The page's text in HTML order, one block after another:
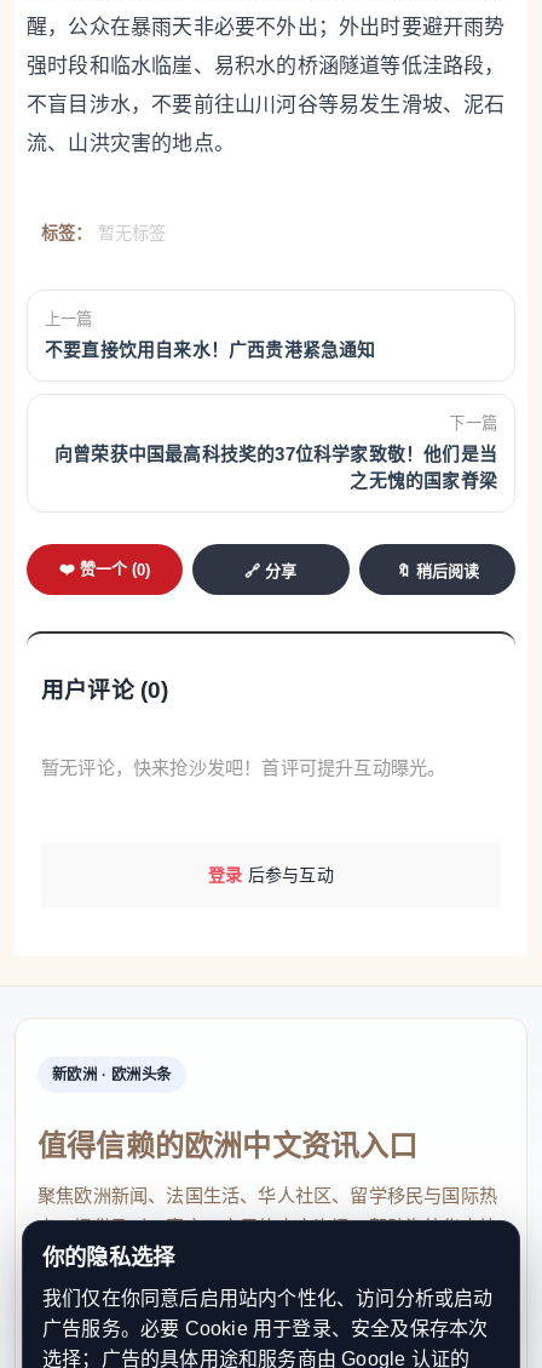
醒，公众在暴雨天非必要不外出；外出时要避开雨势
强时段和临水临崖、易积水的桥涵隧道等低洼路段，
不盲目涉水，不要前往山川河谷等易发生滑坡、泥石
流、山洪灾害的地点。
标签： 暂无标签
上一篇
不要直接饮用自来水！广西贵港紧急通知
下一篇
向曾荣获中国最高科技奖的37位科学家致敬！他们是当
之无愧的国家脊梁
❤️ 赞一个 (0) 🔗 分享 🔖 稍后阅读
用户评论 (0)
暂无评论，快来抢沙发吧！首评可提升互动曝光。
登录 后参与互动
新欧洲 · 欧洲头条
值得信赖的欧洲中文资讯入口
聚焦欧洲新闻、法国生活、华人社区、留学移民与国际热
点，提供及时、真实、实用的中文资讯，帮助海外华人快
速了解欧洲动态。
contact@xinouzhou.com
服务支持、版权与合作：工作日优先处理站务、投稿与权
你的隐私选择
我们仅在你同意后启用站内个性化、访问分析或启动
广告服务。必要 Cookie 用于登录、安全及保存本次
选择；广告的具体用途和服务商由 Google 认证的